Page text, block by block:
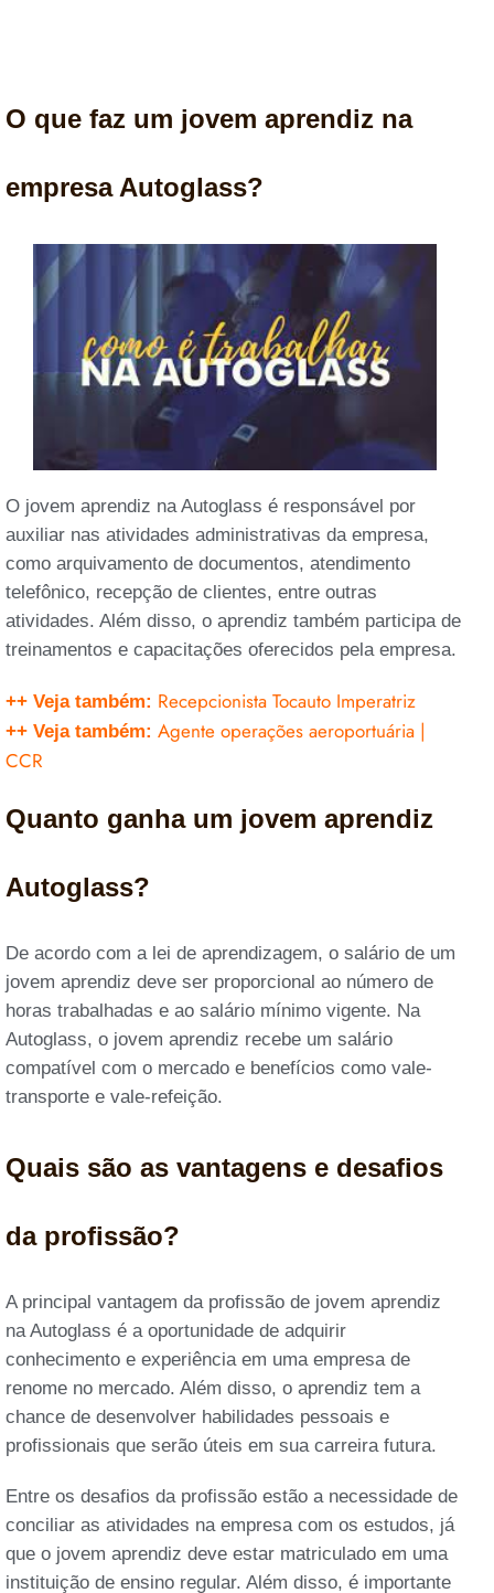
O que faz um jovem aprendiz na
empresa Autoglass?
O jovem aprendiz na Autoglass é responsável por
auxiliar nas atividades administrativas da empresa,
como arquivamento de documentos, atendimento
telefônico, recepção de clientes, entre outras
atividades. Além disso, o aprendiz também participa de
treinamentos e capacitações oferecidos pela empresa.
++ Veja também: Recepcionista Tocauto Imperatriz
++ Veja também: Agente operações aeroportuária |
CCR
Quanto ganha um jovem aprendiz
Autoglass?
De acordo com a lei de aprendizagem, o salário de um
jovem aprendiz deve ser proporcional ao número de
horas trabalhadas e ao salário mínimo vigente. Na
Autoglass, o jovem aprendiz recebe um salário
compatível com o mercado e benefícios como vale-
transporte e vale-refeição.
Quais são as vantagens e desafios
da profissão?
A principal vantagem da profissão de jovem aprendiz
na Autoglass é a oportunidade de adquirir
conhecimento e experiência em uma empresa de
renome no mercado. Além disso, o aprendiz tem a
chance de desenvolver habilidades pessoais e
profissionais que serão úteis em sua carreira futura.
Entre os desafios da profissão estão a necessidade de
conciliar as atividades na empresa com os estudos, já
que o jovem aprendiz deve estar matriculado em uma
instituição de ensino regular. Além disso, é importante